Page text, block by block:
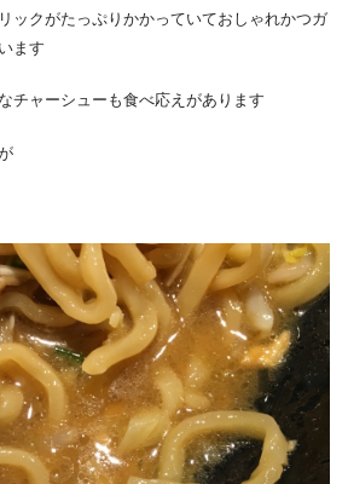
ックがたっぷりかかっていておしゃれかつガ
ます
チャーシューも食べ応えがあります